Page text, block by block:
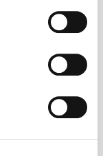
1 000 mg 120